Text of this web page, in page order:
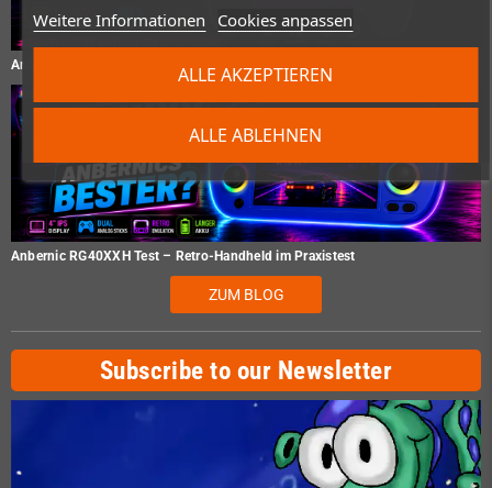
Weitere Informationen Cookies anpassen
ALLE ABLEHNEN
ALLE AKZEPTIEREN
Anbernic RG P01 Test – Gaming Controller im Praxistest
Anbernic RG40XXH Test – Retro-Handheld im Praxistest
ZUM BLOG
Subscribe to our Newsletter